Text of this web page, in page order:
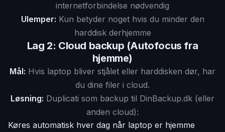
internetforbindelse nødvendig
Ulemper: Kun betyder noget hvis du minder den
harddisk derhjemme
Lag 2: Cloud backup (Autofocus fra
hjemme)
Mål: Hvis laptop bliver stjålet eller harddisken dør, har
du dine filer i cloud.
Løsning: Duplicati som backup til DinBackup.dk (eller
anden cloud):
Køres automatisk hver dag når laptop er hjemme